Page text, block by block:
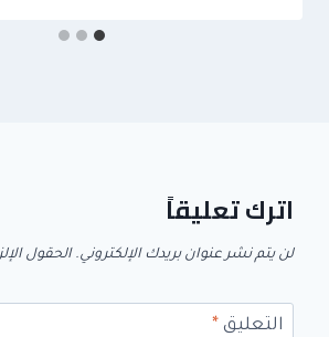
اترك تعليقاً
لن يتم نشر عنوان بريدك الإلكتروني. الحقول
التعليق *